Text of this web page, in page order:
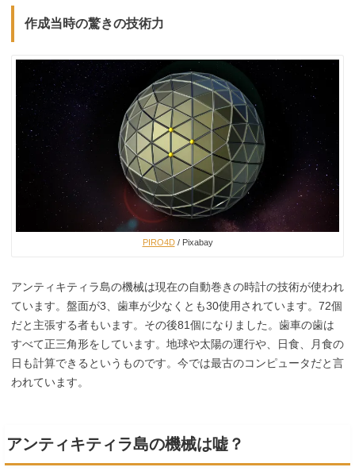
作成当時の驚きの技術力
PIRO4D/ Pixabay
アンティキティラ島の機械は現在の自動巻きの時計の技術が使われ
ています。盤面が3、歯車が少なくとも30使用されています。72個
だと主張する者もいます。その後81個になりました。歯車の歯は
すべて正三角形をしています。地球や太陽の運行や、日食、月食の
日も計算できるというものです。今では最古のコンピュータだと言
われています。
アンティキティラ島の機械は嘘？